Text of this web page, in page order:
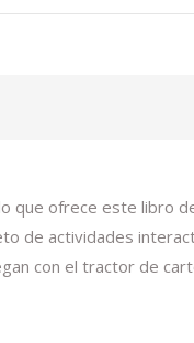
que ofrece este libro
de actividades
con el tractor de